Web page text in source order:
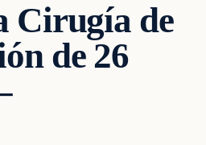
Cirugía de
de 26